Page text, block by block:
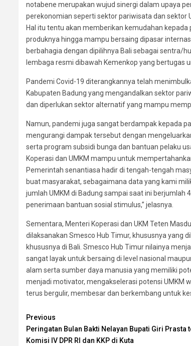
notabene merupakan wujud sinergi dalam upaya
perekonomian seperti sektor pariwisata dan sektor
Hal itu tentu akan memberikan kemudahan
produknya hingga mampu bersaing dipasar
berbahagia dengan dipilihnya Bali sebagai sentra/
lembaga resmi dibawah Kemenkop yang bertugas
Pandemi Covid-19 diterangkannya telah
Kabupaten Badung yang mengandalkan sektor
dan diperlukan sektor alternatif yang mampu
Namun, pandemi juga sangat berdampak kepada
mengurangi dampak tersebut dengan
serta program subsidi bunga dan bantuan pelaku
Koperasi dan UMKM mampu untuk
Pemerintah senantiasa hadir di tengah-tengah
buat masyarakat, sebagaimana data yang kami
jumlah UMKM di Badung sampai saat ini berjumlah
penerimaan bantuan sosial stimulus,” jelasnya.
Sementara, Menteri Koperasi dan UKM Teten
dilaksanakan Smesco Hub Timur, khususnya yang
khususnya di Bali. Smesco Hub Timur nilainya
sangat layak untuk bersaing di level nasional
alam serta sumber daya manusia yang memiliki
menjadi motivator, mengakselerasi potensi UMKM
terus bergulir, membesar dan berkembang untuk
Continue
Reading
Previous
Peringatan Bulan Bakti Nelayan Bupati Giri Prasta
Komisi IV DPR RI dan KKP di Kuta